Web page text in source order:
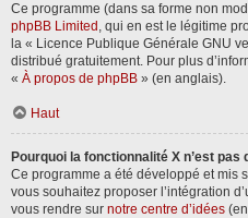
Ce programme (dans sa forme non
phpBB Limited , qui en est le légitime
la « Licence Publique Générale GNU
distribué gratuitement. Pour plus
« À propos de phpBB » (en anglais).
Haut
Pourquoi la fonctionnalité X n’est pas
Ce programme a été développé et mis
vous souhaitez proposer l’intégration
vous rendre sur notre centre d’idées